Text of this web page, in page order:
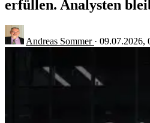
erfüllen. Analysten
Andreas Sommer · 09.07.2026,